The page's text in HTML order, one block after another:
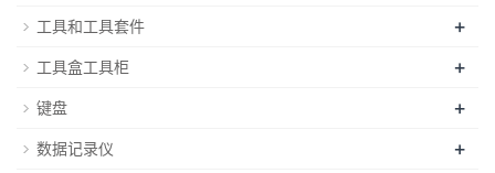
工具和工具套件 +
工具盒工具柜 +
键盘 +
数据记录仪 +